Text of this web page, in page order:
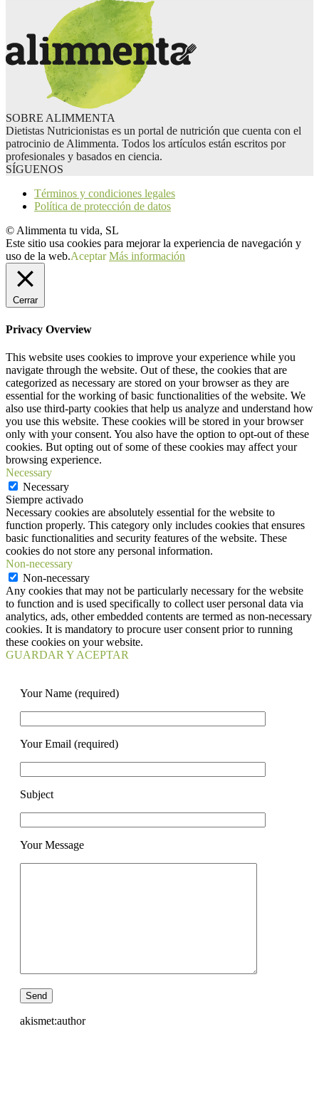
SOBRE ALIMMENTA
Dietistas Nutricionistas es un portal de nutrición que cuenta con el
patrocinio de Alimmenta. Todos los artículos están escritos por
profesionales y basados en ciencia.
SÍGUENOS
Términos y condiciones legales
Política de protección de datos
© Alimmenta tu vida, SL
Este sitio usa cookies para mejorar la experiencia de navegación y
uso de la web.Aceptar Más información
Cerrar
Privacy Overview
This website uses cookies to improve your experience while you
navigate through the website. Out of these, the cookies that are
categorized as necessary are stored on your browser as they are
essential for the working of basic functionalities of the website. We
also use third-party cookies that help us analyze and understand how
you use this website. These cookies will be stored in your browser
only with your consent. You also have the option to opt-out of these
cookies. But opting out of some of these cookies may affect your
browsing experience.
Necessary
Necessary
Siempre activado
Necessary cookies are absolutely essential for the website to
function properly. This category only includes cookies that ensures
basic functionalities and security features of the website. These
cookies do not store any personal information.
Non-necessary
Non-necessary
Any cookies that may not be particularly necessary for the website
to function and is used specifically to collect user personal data via
analytics, ads, other embedded contents are termed as non-necessary
cookies. It is mandatory to procure user consent prior to running
these cookies on your website.
GUARDAR Y ACEPTAR
Your Name (required)
Your Email (required)
Subject
Your Message
akismet:author